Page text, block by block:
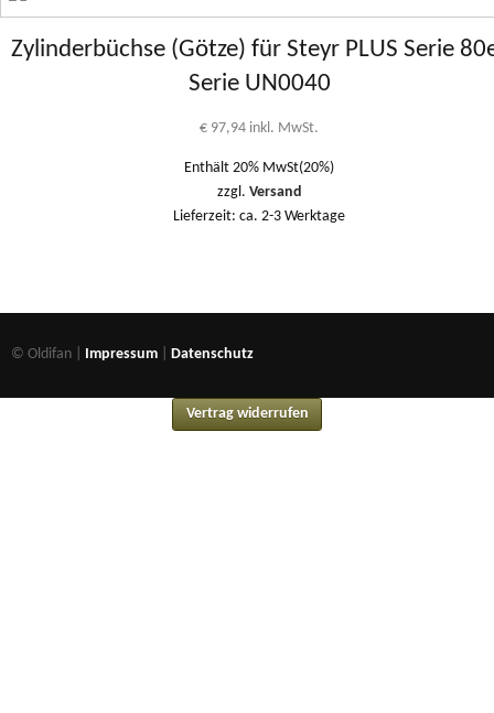
Zylinderbüchse (Götze) für Steyr PLUS Serie
Serie UN0040
€ 97,94 inkl. MwSt.
Enthält 20% MwSt(20%)
zzgl. Versand
Lieferzeit: ca. 2-3 Werktage
© Oldifan | Impressum Datenschutz
Vertrag widerrufen